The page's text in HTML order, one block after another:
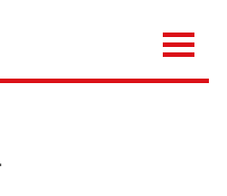
Region Kalmar län